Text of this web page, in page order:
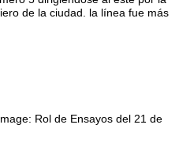
de la ciudad. la línea fue más
Rol de Ensayos del 21 de